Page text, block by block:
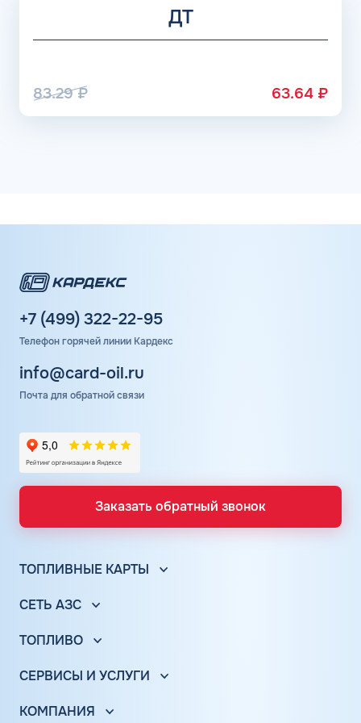
ДТ
83.29₽ 63.64 ₽
+7 (499) 322-22-95
Телефон горячей линии Кардекс
info@card-oil.ru
Почта для обратной связи
Заказать обратный звонок
ТОПЛИВНЫЕ КАРТЫ
Топливные карты КАРДЕКС
Топливные карты Лукойл
Топливные карты Татнефть
Топливные карты Газпром
СЕТЬ АЗС
АЗС Лукойл
АЗС Газпромнефть
ТОПЛИВО
Бензин
Дизельное топливо
СЕРВИСЫ И УСЛУГИ
Аналитика и Рекомендации
КОМПАНИЯ